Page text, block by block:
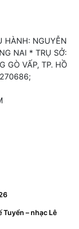
HÀNH: NGUYỄN
NAI * TRỤ SỞ:
GÒ VẤP, TP. HỒ
– nhạc Lê